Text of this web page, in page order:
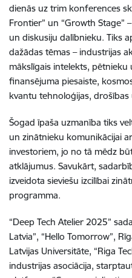
dienās uz trim konferences
Frontier” un “Growth Stage”
un diskusiju dalībnieku. Tiks
dažādas tēmas – industrijas
mākslīgais intelekts,
finansējuma piesaiste,
kvantu tehnoloģijas,
Šogad īpaša uzmanība tiks
un zinātnieku komunikācijai
investoriem, jo no tā mēdz
atklājumus. Savukārt,
izveidota sieviešu izcilībai
programma.
“Deep Tech Atelier 2025”
Latvia”, “Hello Tomorrow”,
Latvijas Universitāte, “Riga
industrijas asociācija,